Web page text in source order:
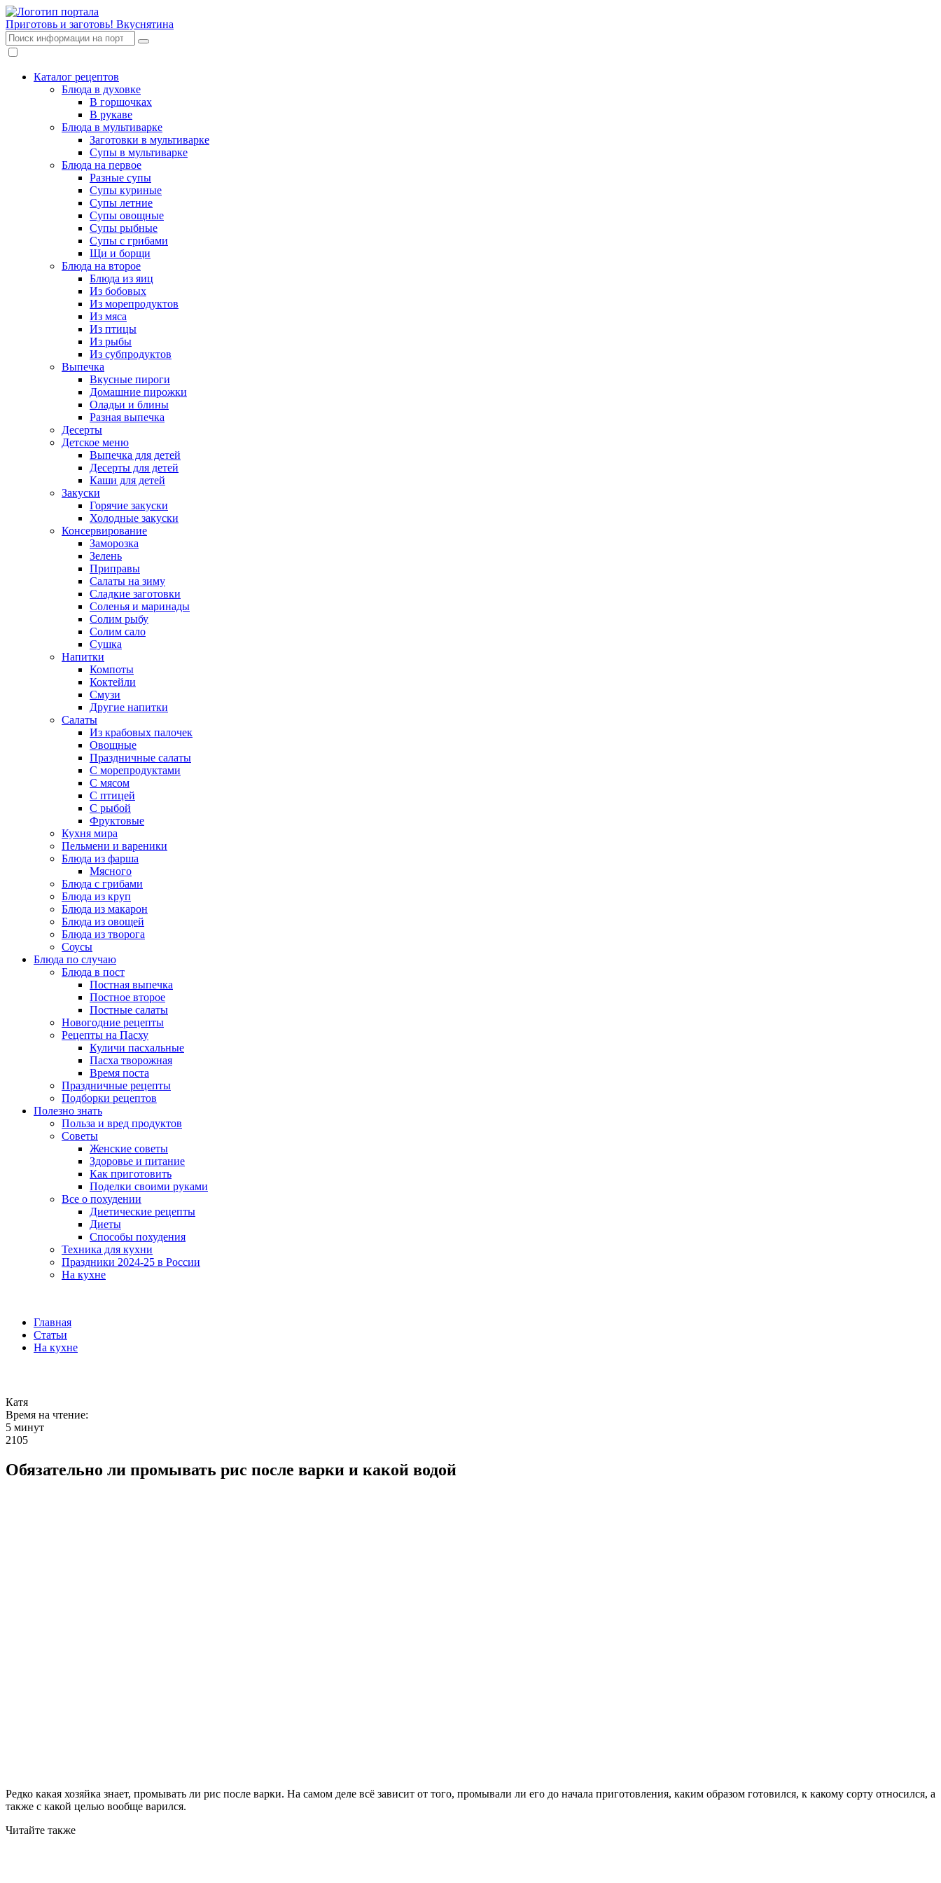
Приготовь и заготовь! Вкуснятина
Каталог рецептов
Блюда в духовке
В горшочках
В рукаве
Блюда в мультиварке
Заготовки в мультиварке
Супы в мультиварке
Блюда на первое
Разные супы
Супы куриные
Супы летние
Супы овощные
Супы рыбные
Супы с грибами
Щи и борщи
Блюда на второе
Блюда из яиц
Из бобовых
Из морепродуктов
Из мяса
Из птицы
Из рыбы
Из субпродуктов
Выпечка
Вкусные пироги
Домашние пирожки
Оладьи и блины
Разная выпечка
Десерты
Детское меню
Выпечка для детей
Десерты для детей
Каши для детей
Закуски
Горячие закуски
Холодные закуски
Консервирование
Заморозка
Зелень
Приправы
Салаты на зиму
Сладкие заготовки
Соленья и маринады
Солим рыбу
Солим сало
Сушка
Напитки
Компоты
Коктейли
Смузи
Другие напитки
Салаты
Из крабовых палочек
Овощные
Праздничные салаты
С морепродуктами
С мясом
С птицей
С рыбой
Фруктовые
Кухня мира
Пельмени и вареники
Блюда из фарша
Мясного
Блюда с грибами
Блюда из круп
Блюда из макарон
Блюда из овощей
Блюда из творога
Соусы
Блюда по случаю
Блюда в пост
Постная выпечка
Постное второе
Постные салаты
Новогодние рецепты
Рецепты на Пасху
Куличи пасхальные
Пасха творожная
Время поста
Праздничные рецепты
Подборки рецептов
Полезно знать
Польза и вред продуктов
Советы
Женские советы
Здоровье и питание
Как приготовить
Поделки своими руками
Все о похудении
Диетические рецепты
Диеты
Способы похудения
Техника для кухни
Праздники 2024-25 в России
На кухне
Главная
Статьи
На кухне
Катя
Время на чтение:
5 минут
2105
Обязательно ли промывать рис после варки и какой водой
Редко какая хозяйка знает, промывать ли рис после варки. На самом деле всё зависит от того, промывали ли его до начала приготовления, каким образом готовился, к какому сорту относился, а
также с какой целью вообще варился.
Читайте также